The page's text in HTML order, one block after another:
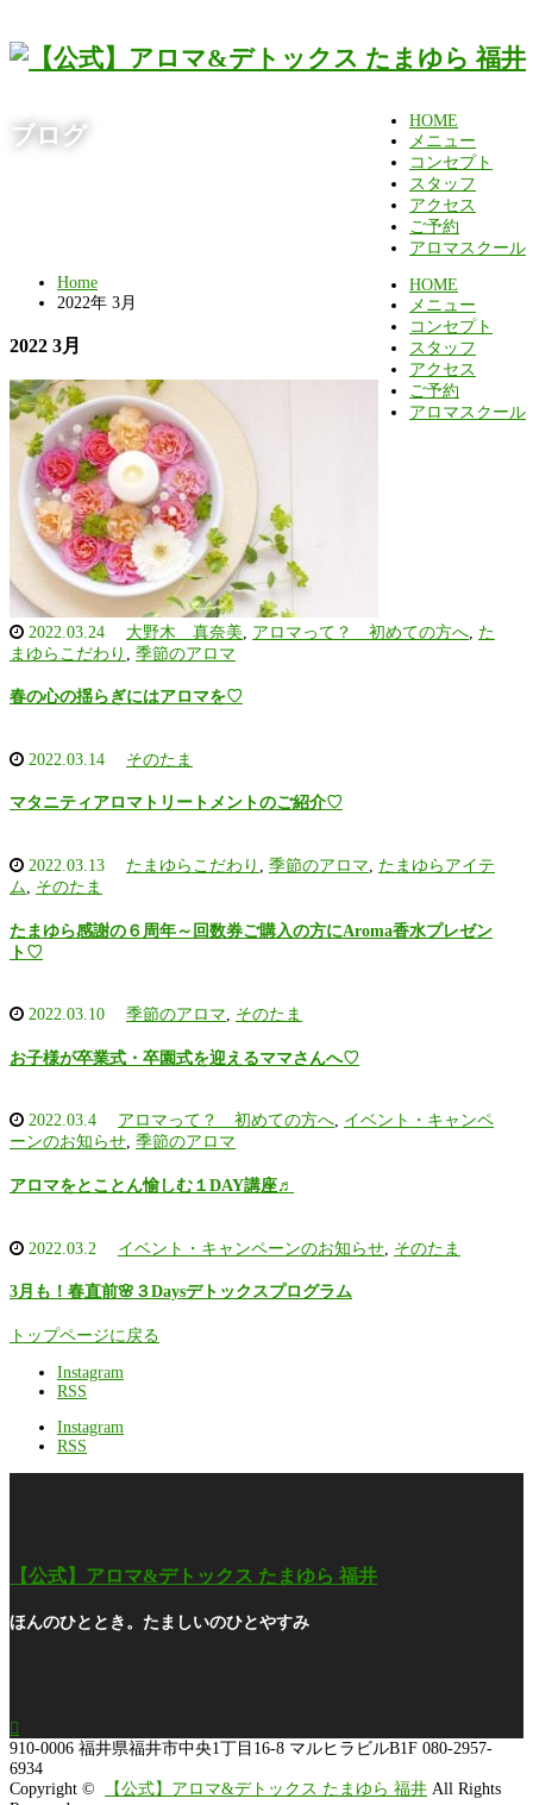
HOME
メニュー
コンセプト
スタッフ
アクセス
ご予約
アロマスクール
HOME
メニュー
コンセプト
スタッフ
アクセス
ご予約
アロマスクール
ブログ
Home
2022年 3月
2022 3月
2022.03.24 大野木 真奈美 アロマって？ 初めての方へ た
まゆらこだわり
季節のアロマ
春の心の揺らぎにはアロマを♡
2022.03.14 そのたま
マタニティアロマトリートメントのご紹介♡
2022.03.13 たまゆらこだわり , 季節のアロマ, たまゆらアイテ
ム, そのたま
たまゆら感謝の６周年～回数券ご購入の方にAroma香水プレゼン
ト♡
2022.03.10 季節のアロマ, そのたま
お子様が卒業式・卒園式を迎えるママさんへ♡
2022.03.4 アロマって？ 初めての方へ, イベント・キャンペ
ーンのお知らせ, 季節のアロマ
アロマをとことん愉しむ１DAY講座♬
2022.03.2 イベント・キャンペーンのお知らせ そのたま
3月も！春直前🌸３Daysデトックスプログラム
トップページに戻る
Instagram
RSS
Instagram
RSS
【公式】アロマ&デトックス たまゆら 福井
ほんのひととき。たましいのひとやすみ

910-0006 福井県福井市中央1丁目16-8 マルヒラビルB1F 080-2957-
6934
Copyright ©
【公式】アロマ&デトックス たまゆら 福井 All Rights